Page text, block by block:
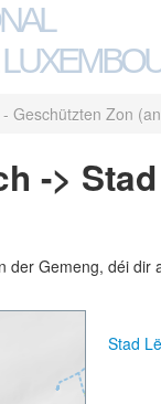
Geschützten Zon
->
Gemeng, déi
Stad